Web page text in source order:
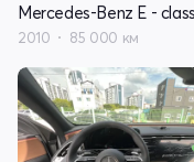
2010 85 000 км